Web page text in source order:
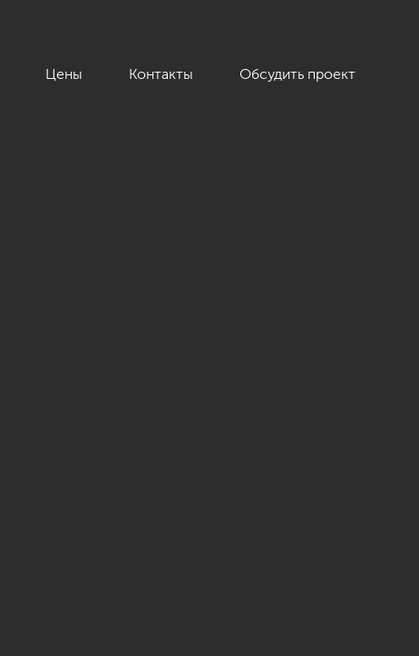
Цены Контакты Обсудить проект